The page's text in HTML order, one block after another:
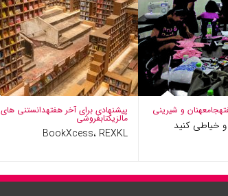
جامعهنان و شیرینی
خیاطی کنید
پیشنهادی برای آخر هفتهدانستنی های
مالزیکتابفروشی
BookXcess، REXKL